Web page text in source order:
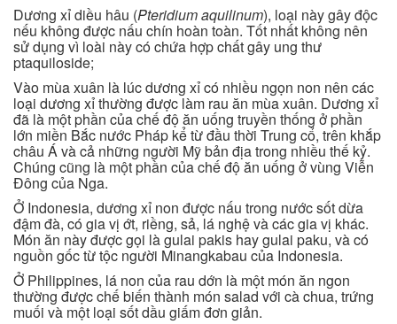
Dương xỉ diều hâu (Pteridium aquilinum), loại này gây độc
nếu không được nấu chín hoàn toàn. Tốt nhất không nên
sử dụng vì loài này có chứa hợp chất gây ung thư
ptaquiloside;
Vào mùa xuân là lúc dương xỉ có nhiều ngọn non nên các
loại dương xỉ thường được làm rau ăn mùa xuân. Dương xỉ
đã là một phần của chế độ ăn uống truyền thống ở phần
lớn miền Bắc nước Pháp kể từ đầu thời Trung cổ, trên khắp
châu Á và cả những người Mỹ bản địa trong nhiều thế kỷ.
Chúng cũng là một phần của chế độ ăn uống ở vùng Viễn
Đông của Nga.
Ở Indonesia, dương xỉ non được nấu trong nước sốt dừa
đậm đà, có gia vị ớt, riềng, sả, lá nghệ và các gia vị khác.
Món ăn này được gọi là gulai pakis hay gulai paku, và có
nguồn gốc từ tộc người Minangkabau của Indonesia.
Ở Philippines, lá non của rau dớn là một món ăn ngon
thường được chế biến thành món salad với cà chua, trứng
muối và một loại sốt dầu giấm đơn giản.